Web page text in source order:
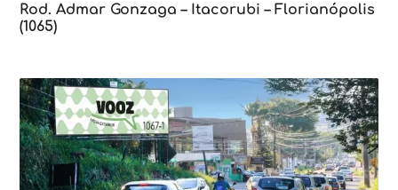
Rod. Admar Gonzaga – Itacorubi – Florianópolis
(1065)